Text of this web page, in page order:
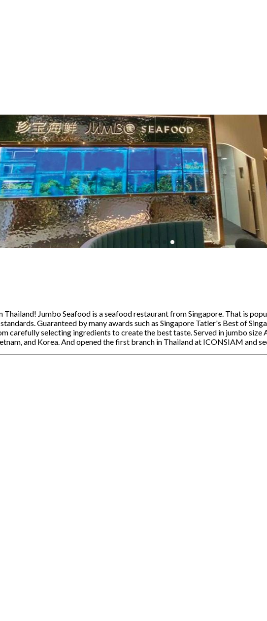
Jumbo Seafood is a seafood restaurant from Singapore. That is
Guaranteed by many awards such as Singapore Tatler's Best of
carefully selecting ingredients to create the best taste. Served in jumbo
and Korea. And opened the first branch in Thailand at ICONSIAM and